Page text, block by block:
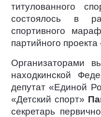
титулованного
состоялось в
спортивного
партийного
Организаторами
находкинской
депутат «Единой
«Детский спорт»
секретарь